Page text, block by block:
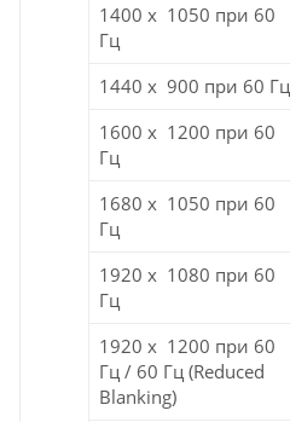
1400 x 1050 при 60
Гц
1440 x 900 при 60 Гц
1600 x 1200 при 60
Гц
1680 x 1050 при 60
Гц
1920 x 1080 при 60
Гц
1920 x 1200 при 60
Гц / 60 Гц (Reduced
Blanking)